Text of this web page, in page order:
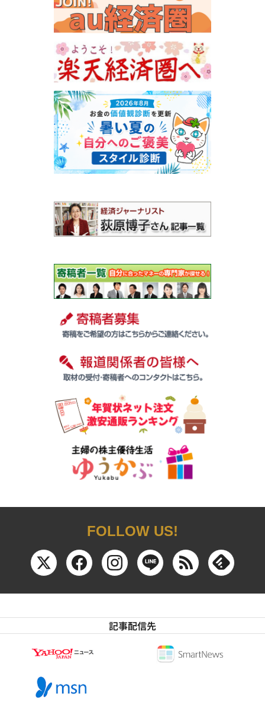
FOLLOW US!
記事配信先